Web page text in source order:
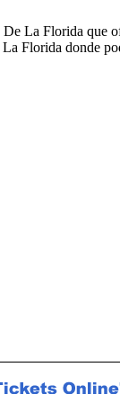
La Florida que
Florida donde